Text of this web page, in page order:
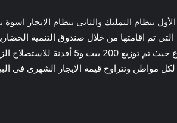
بنظام التمليك والثانى بنظام الايجار اسوة
تم اقامتها من خلال صندوق التنمية
هذا فضلا عن اقامة تجمعين تنمويين فى سهل القاع حيث تم
فقد تم توزيع 100 بيت بدوى و5 افدنة لكل مواطن وتتراوح قيمة الايجار